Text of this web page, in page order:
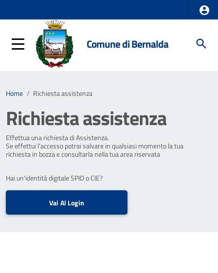
Comune di Bernalda
Home / Richiesta assistenza
Richiesta assistenza
Effettua una richiesta di Assistenza.
Se effettui l'accesso potrai salvare in qualsiasi momento la tua
richiesta in bozza e consultarla nella tua area riservata
Hai un'identità digitale SPID o CIE?
Vai Al Login